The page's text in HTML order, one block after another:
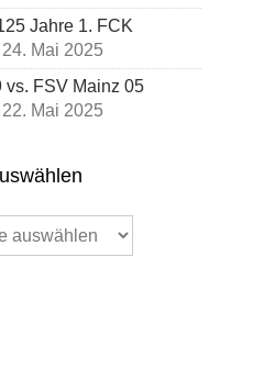
Jahre 1. FCK
24. Mai 2025
vs. FSV Mainz 05
22. Mai 2025